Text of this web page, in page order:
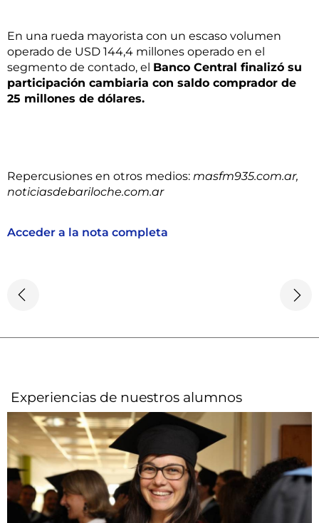
En una rueda mayorista con un escaso volumen
operado de USD 144,4 millones operado en el
segmento de contado, el Banco Central finalizó su
participación cambiaria con saldo comprador de
25 millones de dólares.
Repercusiones en otros medios: masfm935.com.ar,
noticiasdebariloche.com.ar
Acceder a la nota completa
Experiencias de nuestros alumnos​